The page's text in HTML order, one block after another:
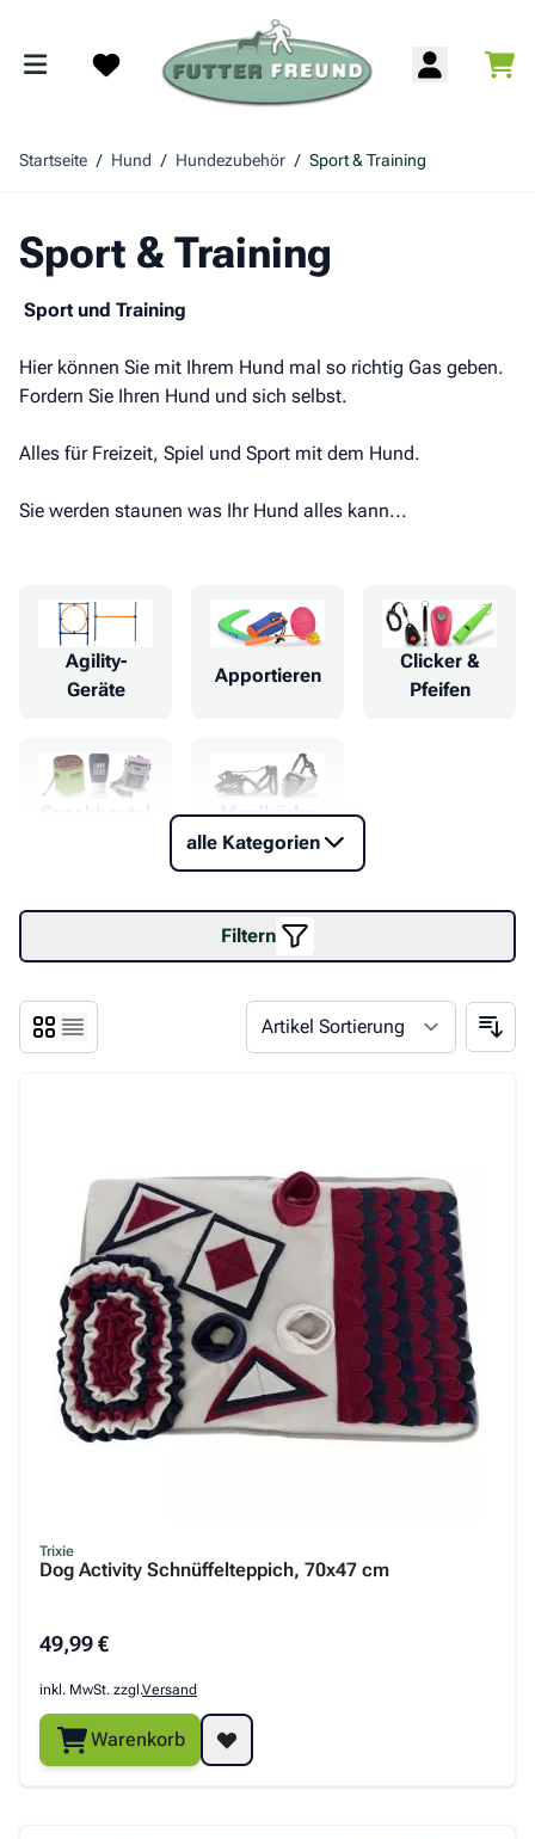
Startseite / Hund / Hundezubehör / Sport & Training
Sport & Training
Sport und Training
Hier können Sie mit Ihrem Hund mal so richtig Gas geben.
Fordern Sie Ihren Hund und sich selbst.
Alles für Freizeit, Spiel und Sport mit dem Hund.
Sie werden staunen was Ihr Hund alles kann...
Agility-
Geräte
Apportieren
Clicker &
Pfeifen
Maulkörbe
alle Kategorien
Filtern
Trixie
Dog Activity Schnüffelteppich, 70x47 cm
49,99 €
inkl. MwSt. zzgl.Versand
Warenkorb